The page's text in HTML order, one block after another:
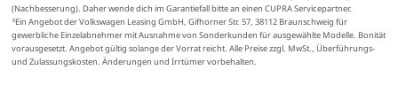
(Nachbesserung). Daher wende dich im Garantiefall bitte an einen CUPRA Servicepartner.
6Ein Angebot der Volkswagen Leasing GmbH, Gifhorner Str. 57, 38112 Braunschweig für
gewerbliche Einzelabnehmer mit Ausnahme von Sonderkunden für ausgewählte Modelle. Bonität
vorausgesetzt. Angebot gültig solange der Vorrat reicht. Alle Preise zzgl. MwSt., Überführungs-
und Zulassungskosten. Änderungen und Irrtümer vorbehalten.